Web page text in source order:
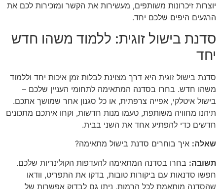
יוצרות זיכרונות משותפים, מעשירות את הקשר ומזכירות לכם את
הרגעים היפים שלכם יחד.
סדנת בישול זוגית: ללמוד משהו חדש
יחד
סדנת בישול זוגית היא דרך מצוינת לבלות זמן איכות יחד וללמוד
משהו חדש. בחרו בסדנה המתאימה לתחומי העניין שלכם –
בישול איטלקי, אפייה צרפתית, או כל סגנון אחר שמושך אתכם.
תיהנו מחוויה משותפת, טעמו מנות חדשות, וקחו איתכם מתכונים
חדשים כדי להפתיע אחד את השני בבית.
שאלה: איך בוחרים סדנת בישול מתאימה?
תשובה: בחרו בסדנה המתאימה להעדפות הקולינריות שלכם.
חפשו סדנאות עם ביקורות טובות, בדקו את התפריט, וודאו
שהסדנה מותאמת לכל הרמות. ניתן גם לבדוק אפשרות של